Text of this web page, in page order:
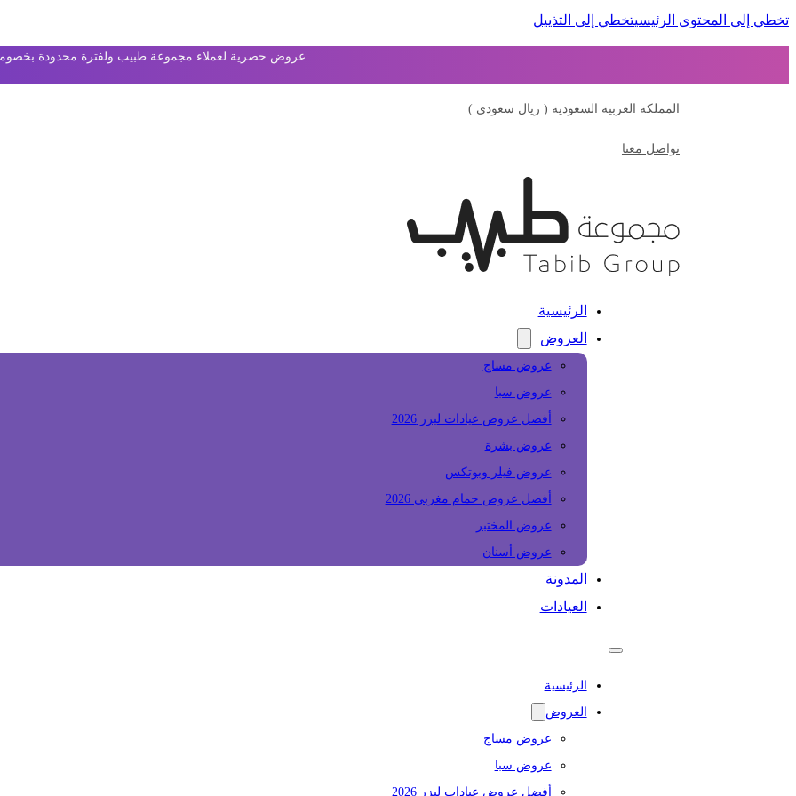
تخطي إلى المحتوى الرئيسيتخطي إلى التذييل
عروض حصرية لعملاء مجموعة طبيب ولفترة محدودة بخصومات
المملكة العربية السعودية ( ريال سعودي )
تواصل معنا
الرئيسية
العروض
عروض مساج
عروض سبا
أفضل عروض عيادات ليزر 2026
عروض بشرة
عروض فيلر وبوتكس
أفضل عروض حمام مغربي 2026
عروض المختبر
عروض أسنان
المدونة
العيادات
الرئيسية
العروض
عروض مساج
عروض سبا
أفضل عروض عيادات ليزر 2026